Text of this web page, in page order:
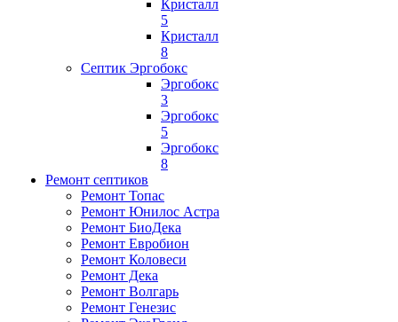
Кристалл
5
Кристалл
8
Септик Эргобокс
Эргобокс
3
Эргобокс
5
Эргобокс
8
Ремонт септиков
Ремонт Топас
Ремонт Юнилос Астра
Ремонт БиоДека
Ремонт Евробион
Ремонт Коловеси
Ремонт Дека
Ремонт Волгарь
Ремонт Генезис